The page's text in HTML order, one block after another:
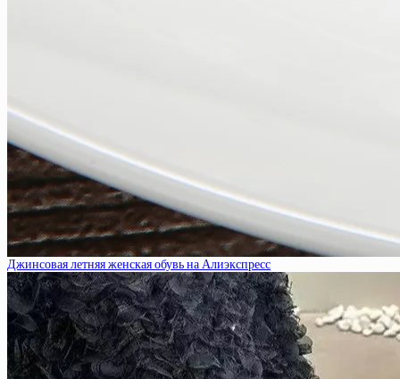
Джинсовая летняя женская обувь на Алиэкспресс